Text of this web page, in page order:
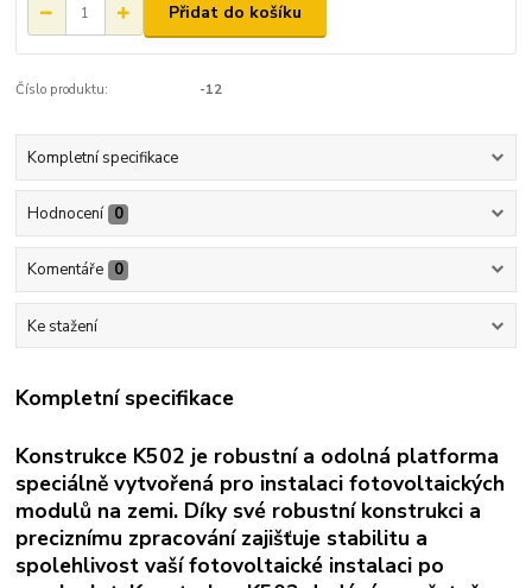
Přidat do košíku
Číslo produktu: -12
Kompletní specifikace
Hodnocení 0
Komentáře 0
Ke stažení
Kompletní specifikace
Konstrukce K502 je robustní a odolná platforma
speciálně vytvořená pro instalaci fotovoltaických
modulů na zemi. Díky své robustní konstrukci a
preciznímu zpracování zajišťuje stabilitu a
spolehlivost vaší fotovoltaické instalaci po